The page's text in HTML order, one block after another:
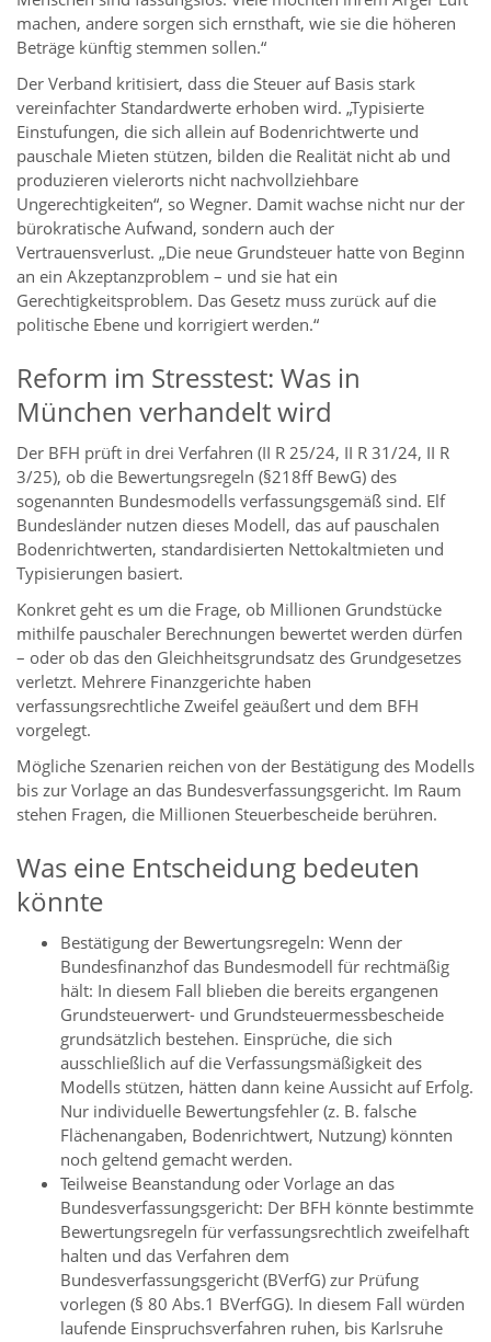
machen, andere sorgen sich ernsthaft, wie sie die höheren
Beträge künftig stemmen sollen.“
Der Verband kritisiert, dass die Steuer auf Basis stark
vereinfachter Standardwerte erhoben wird. „Typisierte
Einstufungen, die sich allein auf Bodenrichtwerte und
pauschale Mieten stützen, bilden die Realität nicht ab und
produzieren vielerorts nicht nachvollziehbare
Ungerechtigkeiten“, so Wegner. Damit wachse nicht nur der
bürokratische Aufwand, sondern auch der
Vertrauensverlust. „Die neue Grundsteuer hatte von Beginn
an ein Akzeptanzproblem – und sie hat ein
Gerechtigkeitsproblem. Das Gesetz muss zurück auf die
politische Ebene und korrigiert werden.“
Reform im Stresstest: Was in
München verhandelt wird
Der BFH prüft in drei Verfahren (II R 25/24, II R 31/24, II R
3/25), ob die Bewertungsregeln (§218ff BewG) des
sogenannten Bundesmodells verfassungsgemäß sind. Elf
Bundesländer nutzen dieses Modell, das auf pauschalen
Bodenrichtwerten, standardisierten Nettokaltmieten und
Typisierungen basiert.
Konkret geht es um die Frage, ob Millionen Grundstücke
mithilfe pauschaler Berechnungen bewertet werden dürfen
– oder ob das den Gleichheitsgrundsatz des Grundgesetzes
verletzt. Mehrere Finanzgerichte haben
verfassungsrechtliche Zweifel geäußert und dem BFH
vorgelegt.
Mögliche Szenarien reichen von der Bestätigung des Modells
bis zur Vorlage an das Bundesverfassungsgericht. Im Raum
stehen Fragen, die Millionen Steuerbescheide berühren.
Was eine Entscheidung bedeuten
könnte
Bestätigung der Bewertungsregeln: Wenn der
Bundesfinanzhof das Bundesmodell für rechtmäßig
hält: In diesem Fall blieben die bereits ergangenen
Grundsteuerwert- und Grundsteuermessbescheide
grundsätzlich bestehen. Einsprüche, die sich
ausschließlich auf die Verfassungsmäßigkeit des
Modells stützen, hätten dann keine Aussicht auf Erfolg.
Nur individuelle Bewertungsfehler (z. B. falsche
Flächenangaben, Bodenrichtwert, Nutzung) könnten
noch geltend gemacht werden.
Teilweise Beanstandung oder Vorlage an das
Bundesverfassungsgericht: Der BFH könnte bestimmte
Bewertungsregeln für verfassungsrechtlich zweifelhaft
halten und das Verfahren dem
Bundesverfassungsgericht (BVerfG) zur Prüfung
vorlegen (§ 80 Abs.1 BVerfGG). In diesem Fall würden
laufende Einspruchsverfahren ruhen, bis Karlsruhe